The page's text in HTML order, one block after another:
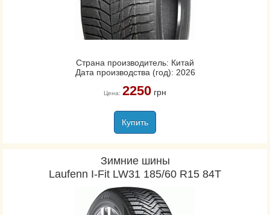
Страна производитель: Китай
Дата производства (год): 2026
Цена: 2250грн
Купить
Зимние шины
Laufenn I-Fit LW31 185/60 R15 84T